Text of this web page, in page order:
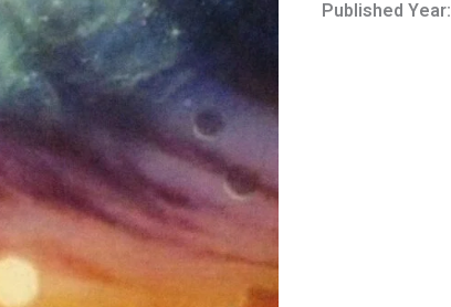
Published Year: